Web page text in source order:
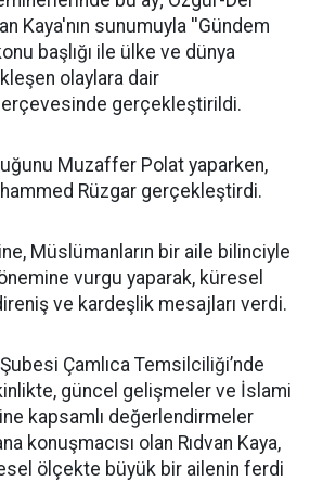
Kaya'nın sunumuyla ''Gündem
başlığı ile ülke ve dünya
olaylara dair
gerçekleştirildi.
Muzaffer Polat yaparken,
Rüzgar gerçekleştirdi.
Müslümanların bir aile bilinciyle
vurgu yaparak, küresel
ve kardeşlik mesajları verdi.
Çamlıca Temsilciliği’nde
güncel gelişmeler ve İslami
kapsamlı değerlendirmeler
konuşmacısı olan Rıdvan Kaya,
ölçekte büyük bir ailenin ferdi